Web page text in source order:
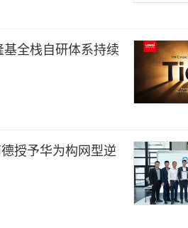
全栈自研体系持续
授予华为构网型逆